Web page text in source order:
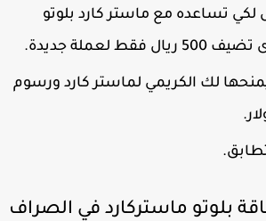
تساعده مع ماستر كارد بلوتو
جديدة.
لك الكريمي لماستر كارد ورسوم
بلوتو ماستركارد في الصراف